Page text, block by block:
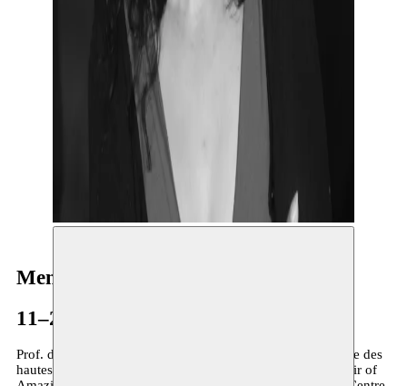
Mena B. Lafkioui
11–27.03.2023
Prof. dr.
is zowel hoogleraar aan de Ecole des
hautes études en sciences sociales in Parijs, waar zij de Chair of